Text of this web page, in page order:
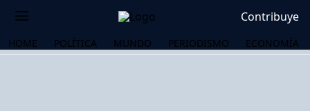
Contribuye
HOME POLÍTICA MUNDO PERIODISMO ECONOMÍA